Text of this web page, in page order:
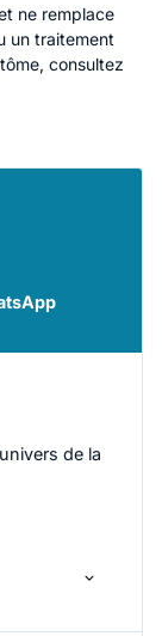
ne remplace
un traitement
consultez
de la